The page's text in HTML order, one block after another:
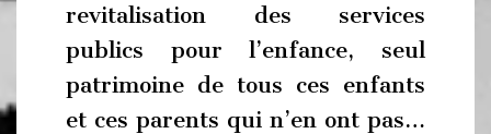
revitalisation des services
publics pour l’enfance, seul
patrimoine de tous ces enfants
et ces parents qui n’en ont pas…